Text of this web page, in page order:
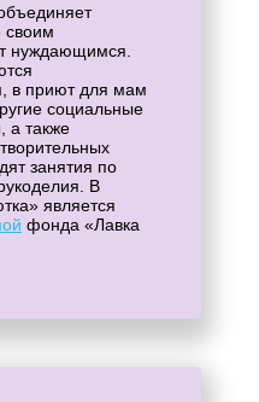
своим
нуждающимся.
в приют для мам
социальные
а также
занятия по
В
является
фонда «Лавка